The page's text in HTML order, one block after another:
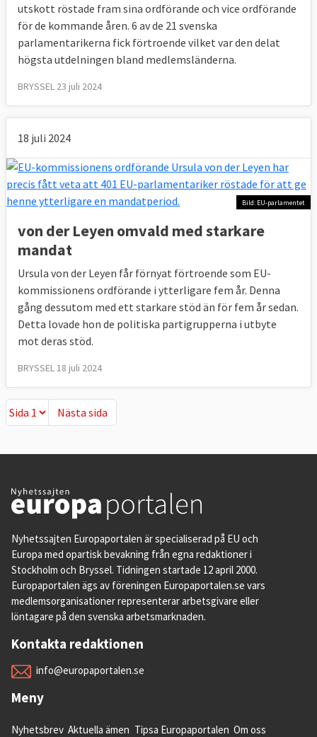
utskott röstade fram sina ordförande och vice ordförande
för de kommande åren. 6 av de 21 svenska
parlamentarikerna fick förtroende vilket var den delat
högsta utdelningen bland medlemsländerna.
BRYSSEL 23 juli 2024
18 juli 2024
Bild: EU-parlamentet
von der Leyen omvald med starkare
mandat
Ursula von der Leyen får förnyat förtroende som EU-
kommissionens ordförande i ytterligare fem år. Denna
gång dessutom med ett starkare stöd än för fem år sedan.
Detta lovade hon de politiska partigrupperna i utbyte
mot deras stöd.
BRYSSEL 18 juli 2024
Nästa sida
Nästa sida
Nyhetssajten Europaportalen är specialiserad på EU och
Europa med opartisk bevakning från egna redaktioner i
Stockholm och Bryssel. Tidningen startade 12 april 2000.
Europaportalen ägs av föreningen Europaportalen.se vars
medlemsorganisationer representerar arbetsgivare eller
löntagare på den svenska arbetsmarknaden.
Kontakta redaktionen
info@europaportalen.se
Meny
Nyhetsbrev Aktuella ämen Tipsa Europaportalen Om oss